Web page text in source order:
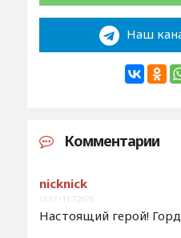
Наш
Комментарии
nicknick
15:17 / 11.7.2025
Настоящий герой!